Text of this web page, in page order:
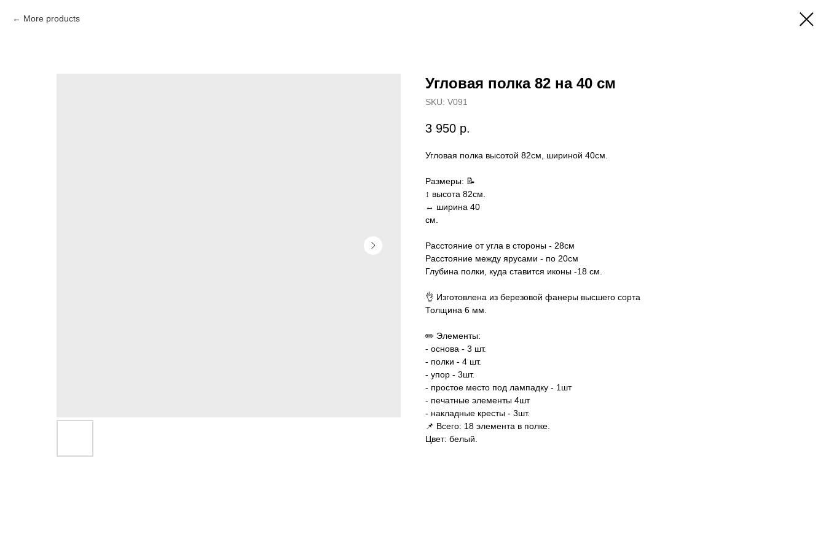
More products
Угловая полка 82 на 40 см
SKU: V091
3 950 р.
Угловая полка высотой 82см, шириной 40см.
Размеры: 📝
↕️ высота 82см.
↔️ ширина 40
см.
Расстояние от угла в стороны - 28см
Расстояние между ярусами - по 20см
Глубина полки, куда ставится иконы -18 см.
👌 Изготовлена из березовой фанеры высшего сорта
Толщина 6 мм.
✏️ Элементы:
- основа - 3 шт.
- полки - 4 шт.
- упор - 3шт.
- простое место под лампадку - 1шт
- печатные элементы 4шт
- накладные кресты - 3шт.
📌 Всего: 18 элемента в полке.
Цвет: белый.